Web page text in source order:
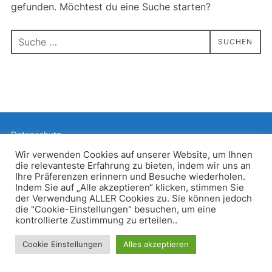
gefunden. Möchtest du eine Suche starten?
Suchen
nach:
SUCHEN
Datenschutz
Inspiro WordPress Theme von WPZOOM
Wir verwenden Cookies auf unserer Website, um Ihnen
die relevanteste Erfahrung zu bieten, indem wir uns an
Ihre Präferenzen erinnern und Besuche wiederholen.
Indem Sie auf „Alle akzeptieren“ klicken, stimmen Sie
der Verwendung ALLER Cookies zu. Sie können jedoch
die "Cookie-Einstellungen" besuchen, um eine
kontrollierte Zustimmung zu erteilen..
Cookie Einstellungen Alles akzeptieren